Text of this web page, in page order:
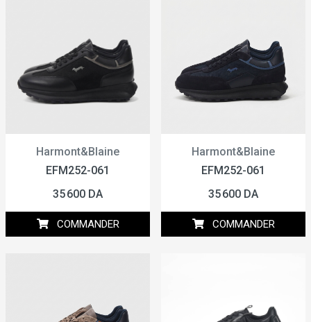
Harmont&Blaine
EFM252-061
35 600 DA
COMMANDER
Harmont&Blaine
EFM252-061
35 600 DA
COMMANDER